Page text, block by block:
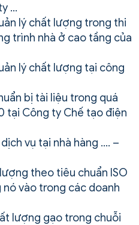
…
lý chất lượng trong thi
trình nhà ở cao tầng của
lý chất lượng tại công
bị tài liệu trong quá
tại Công ty Chế tạo điện
vụ tại nhà hàng …. –
theo tiêu chuẩn ISO
vào trong các doanh
lượng gạo trong chuỗi